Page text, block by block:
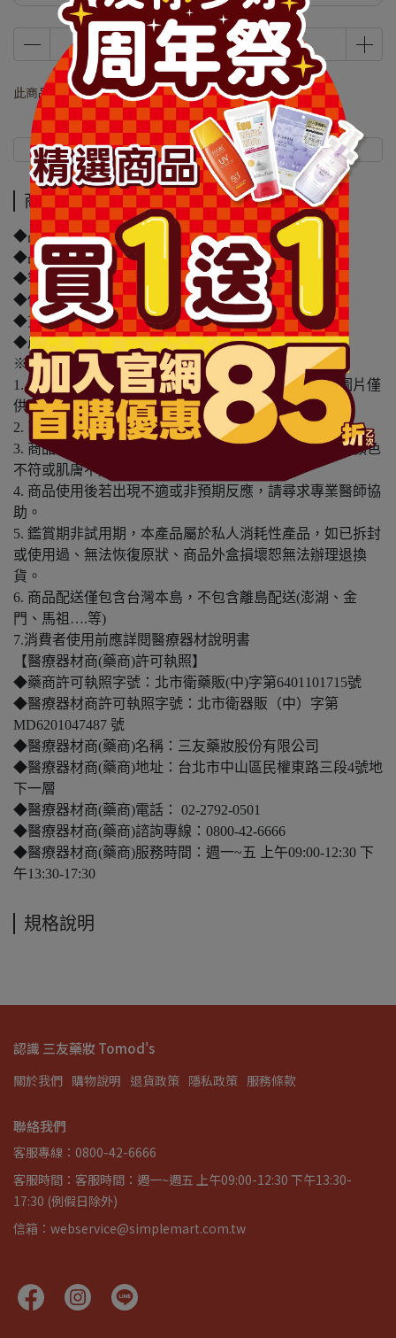
此商品 「 最高 」可以折抵紅利11800點 (約等於NT$59)
商品介紹 規格說明
商品介紹
◆品牌名稱：KAYTRA
◆品名：KAYTRA草本阿育吠陀清爽平衡美膚皂 125g
◆容量/規格：125g
◆保存期限：1095天
◆貨源：公司貨
◆產地：印度
※溫馨提醒：
1. 因電腦螢幕設定及個人觀感之差異，本賣場之商品圖片僅
供參考，依實際收到商品為準。
2. 商品包裝會有新舊轉換期，依實際收到商品為準。
3. 商品下訂前，建議實際試色、試用後再行購買，避免顏色
不符或肌膚不適等症狀。
4. 商品使用後若出現不適或非預期反應，請尋求專業醫師協
助。
5. 鑑賞期非試用期，本產品屬於私人消耗性產品，如已拆封
或使用過、無法恢復原狀、商品外盒損壞恕無法辦理退換
貨。
6. 商品配送僅包含台灣本島，不包含離島配送(澎湖、金
門、馬祖….等)
7.消費者使用前應詳閱醫療器材說明書
【醫療器材商(藥商)許可執照】
◆藥商許可執照字號：北市衛藥販(中)字第6401101715號
◆醫療器材商許可執照字號：北市衛器販（中）字第
MD6201047487 號
◆醫療器材商(藥商)名稱：三友藥妝股份有限公司
◆醫療器材商(藥商)地址：台北市中山區民權東路三段4號地
下一層
◆醫療器材商(藥商)電話： 02-2792-0501
◆醫療器材商(藥商)諮詢專線：0800-42-6666
◆醫療器材商(藥商)服務時間：週一~五 上午09:00-12:30 下
午13:30-17:30
規格說明
認識 三友藥妝 Tomod's
關於我們 購物說明 退貨政策 隱私政策 服務條款
聯絡我們
客服專線：0800-42-6666
客服時間：客服時間：週一~週五 上午09:00-12:30 下午13:30-
17:30 (例假日除外)
信箱：webservice@simplemart.com.tw